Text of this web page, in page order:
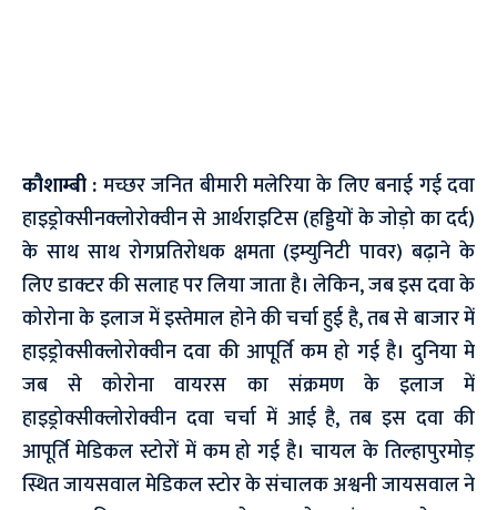
कौशाम्बी : मच्छर जनित बीमारी मलेरिया के लिए बनाई गई दवा
हाइड्रोक्सीनक्लोरोक्वीन से आर्थराइटिस (हड्डियों के जोड़ो का दर्द)
के साथ साथ रोगप्रतिरोधक क्षमता (इम्युनिटी पावर) बढ़ाने के
लिए डाक्टर की सलाह पर लिया जाता है। लेकिन, जब इस दवा के
कोरोना के इलाज में इस्तेमाल होने की चर्चा हुई है, तब से बाजार में
हाइड्रोक्सीक्लोरोक्वीन दवा की आपूर्ति कम हो गई है। दुनिया मे
जब से कोरोना वायरस का संक्रमण के इलाज में
हाइड्रोक्सीक्लोरोक्वीन दवा चर्चा में आई है, तब इस दवा की
आपूर्ति मेडिकल स्टोरों में कम हो गई है। चायल के तिल्हापुरमोड़
स्थित जायसवाल मेडिकल स्टोर के संचालक अश्वनी जायसवाल ने